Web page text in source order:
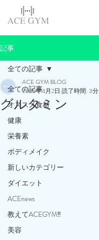
記事
全ての記事
オススメ食材
健康
栄養素
ボディメイク
新しいカテゴリー
ダイエット
ACEnews
教えてACEGYM‼️
美容
全ての記事
グルタミン
ACE GYM BLOG
2025年4月2日 読了時間: 3分